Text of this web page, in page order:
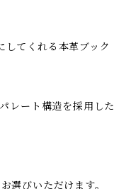
してくれる本革ブック
レート構造を採用した
選びいただけます。